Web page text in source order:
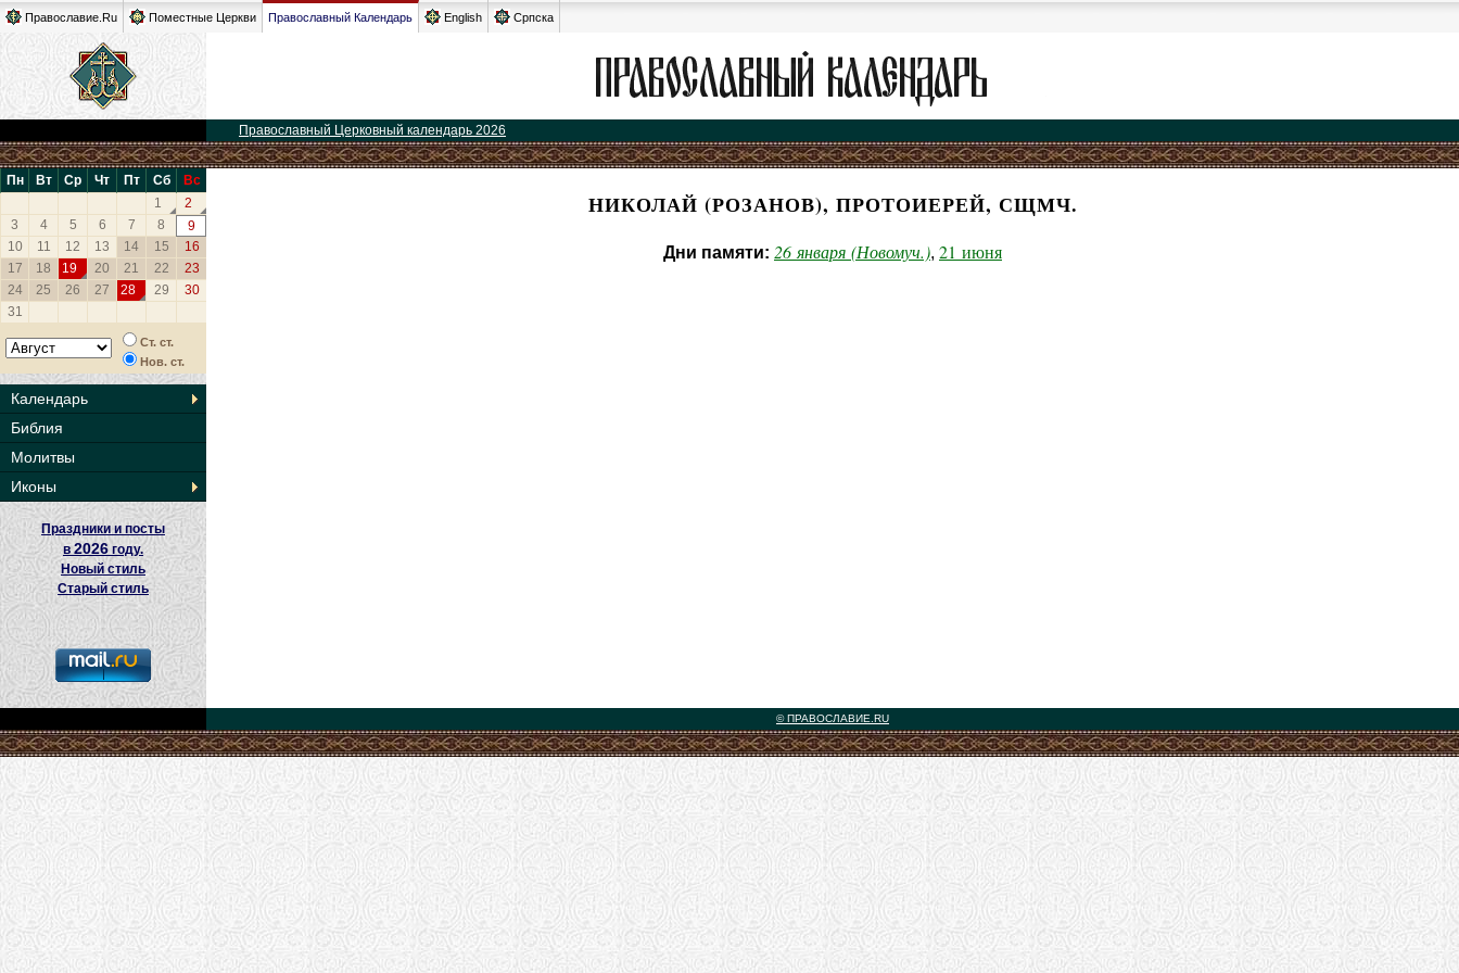
Православие.Ru Поместные Церкви Православный Календарь English Српска
Православный Церковный календарь 2026
Пн Вт Ср Чт Пт Сб
Вс
1
2
3
4 5 6 7 8
9
10
11 12 13 14 15
16
17
18 19 20 21 22
23
24
25 26 27 28 29
30
31
Ст. ст.
Нов. ст.
Календарь
Библия
Молитвы
Иконы
Праздники и посты
в2026 году.
Новый стиль
Старый стиль
НИКОЛАЙ (РОЗАНОВ), ПРОТОИЕРЕЙ, СЩМЧ.
Дни памяти: 26 января (Новомуч.), 21 июня
© ПРАВОСЛАВИЕ.RU